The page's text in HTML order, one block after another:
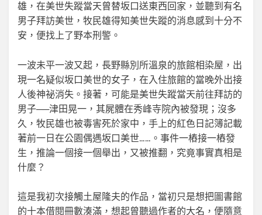
雄，在美世失蹤當天曾替坂口送東西回家，並聽到有名
男子拜訪美世，牧民雄得知美世失蹤的消息感到十分不
安，便找上了野本刑警。
一波未平一波又起，長野縣別所溫泉的旅館相染屋，出
現一名疑似坂口美世的女子，在入住旅館的當晚外出接
人後神祕消失。接著，可能是美世失蹤當天前往拜訪的
男子──津田晃一，其屍體在秀峰寺院內被發現；沒多
久，牧民雄也被毒害死於家中，手上的紅色日記簿記載
著前一日在公園偶遇坂口美世……。事件一樁接一樁發
生，推論一個接一個舉出，又被推翻，究竟事實真相是
什麼？
這是我初次接觸土屋隆夫的作品，當初只是想把圖書館
的十本借閱冊數湊滿，想起曾聽過作者的大名，便隨意